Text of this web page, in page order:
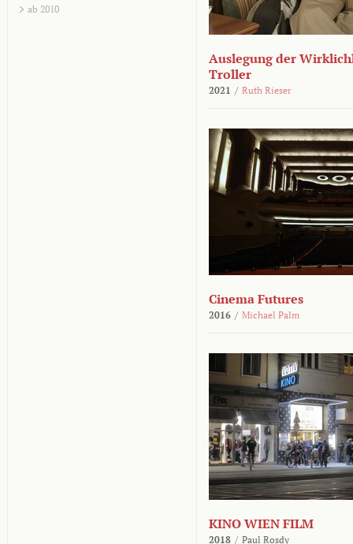
ab 2010
Auslegung der
Troller
2021 / Ruth Rieser
Cinema Futures
2016 / Michael Palm
KINO WIEN FILM
2018 / Paul Rosdy